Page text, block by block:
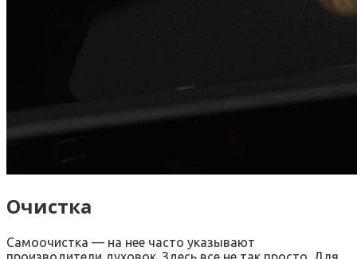
Очистка
Самоочистка — на нее часто указывают